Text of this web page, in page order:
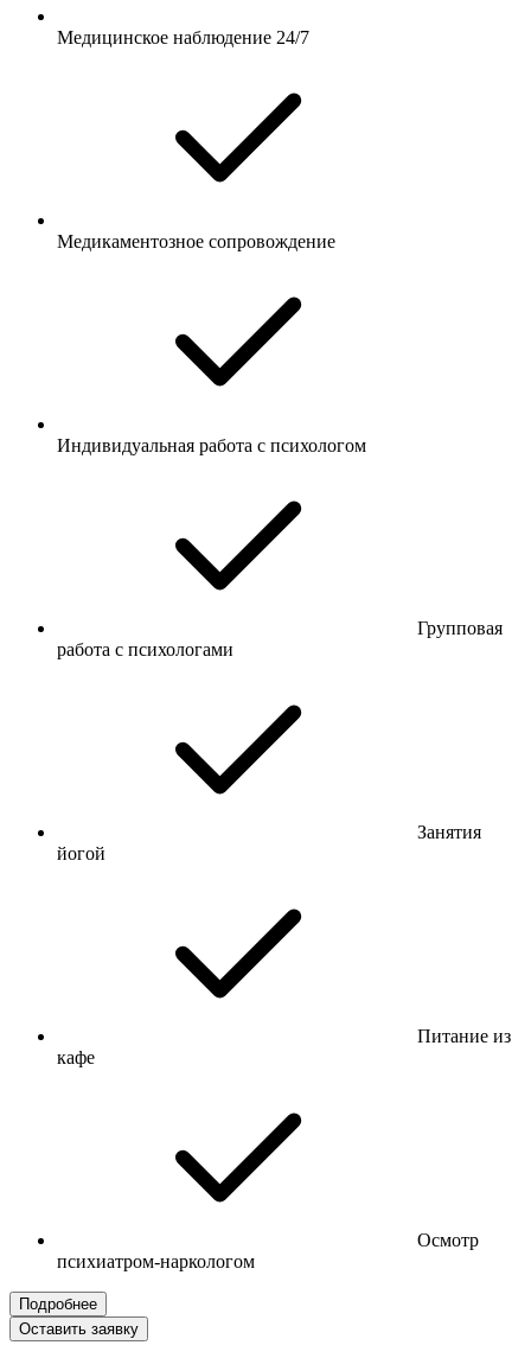
Медицинское наблюдение 24/7
Медикаментозное сопровождение
Индивидуальная работа с психологом
Групповая
работа с психологами
Занятия
йогой
Питание из
кафе
Осмотр
психиатром-наркологом
Подробнее
Оставить заявку